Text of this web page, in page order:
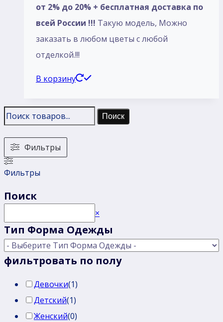
от 2% до 20% + бесплатная доставка по
всей России !!! Такую модель, Mожно
заказать в любом цветы с любой
отделкой.!!!
В корзину
Поиск
Фильтры
Фильтры
Поиск
×
Тип Форма Одежды
фильтровать по полу
Девочки(1)
Детский(1)
Женский(0)